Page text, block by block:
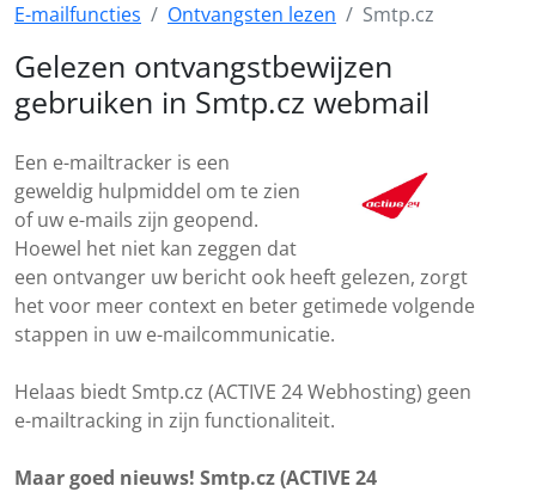
E-mailfuncties Ontvangsten lezen Smtp.cz
Gelezen ontvangstbewijzen
gebruiken in Smtp.cz webmail
Een e-mailtracker is een
geweldig hulpmiddel om te zien
of uw e-mails zijn geopend.
Hoewel het niet kan zeggen dat
een ontvanger uw bericht ook heeft gelezen, zorgt
het voor meer context en beter getimede volgende
stappen in uw e-mailcommunicatie.
Helaas biedt Smtp.cz (ACTIVE 24 Webhosting) geen
e-mailtracking in zijn functionaliteit.
Maar goed nieuws! Smtp.cz (ACTIVE 24